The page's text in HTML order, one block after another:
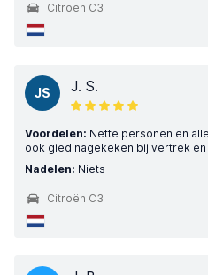
Citroën C3
JS J. S.
Voordelen: Nette personen en
ook gied nagekeken bij vertrek
Nadelen: Niets
Citroën C3